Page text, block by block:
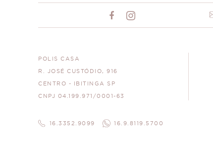
POLIS CASA
R. JOSÉ CUSTÓDIO, 916
CENTRO - IBITINGA SP
CNPJ 04.199.971/0001-63
16.3352.9099 16.9.8119.5700